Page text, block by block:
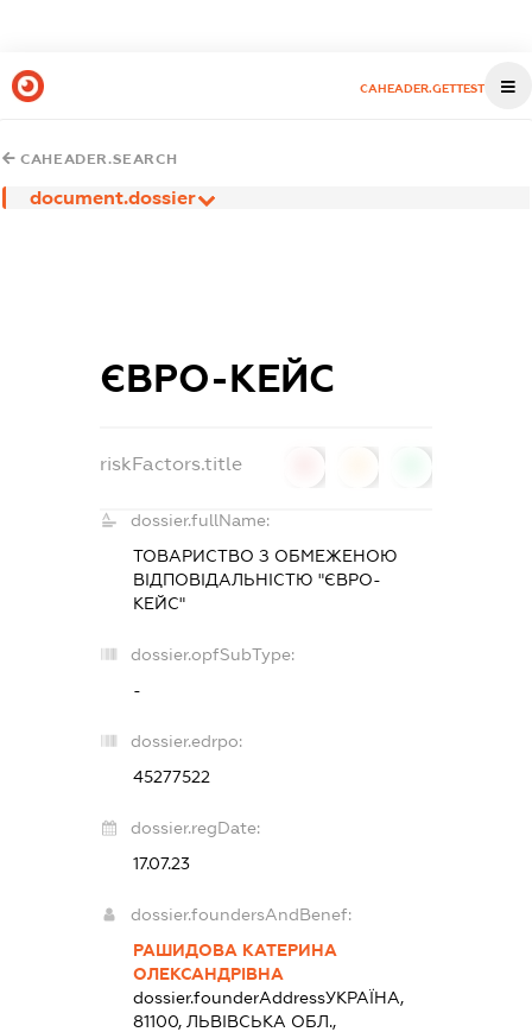
CAHEADER.GETTEST
CAHEADER.SEARCH
document.dossier
ЄВРО-КЕЙС
riskFactors.title
dossier.fullName:
ТОВАРИСТВО З ОБМЕЖЕНОЮ
ВІДПОВІДАЛЬНІСТЮ "ЄВРО-
КЕЙС"
dossier.opfSubType:
-
dossier.edrpo:
45277522
dossier.regDate:
17.07.23
dossier.foundersAndBenef:
РАШИДОВА КАТЕРИНА
ОЛЕКСАНДРІВНА
dossier.founderAddressУКРАЇНА,
81100, ЛЬВІВСЬКА ОБЛ.,